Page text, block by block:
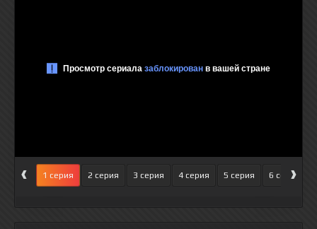
‹ 1 серия 2 серия 3 серия 4 серия 5 серия 6 серия
›